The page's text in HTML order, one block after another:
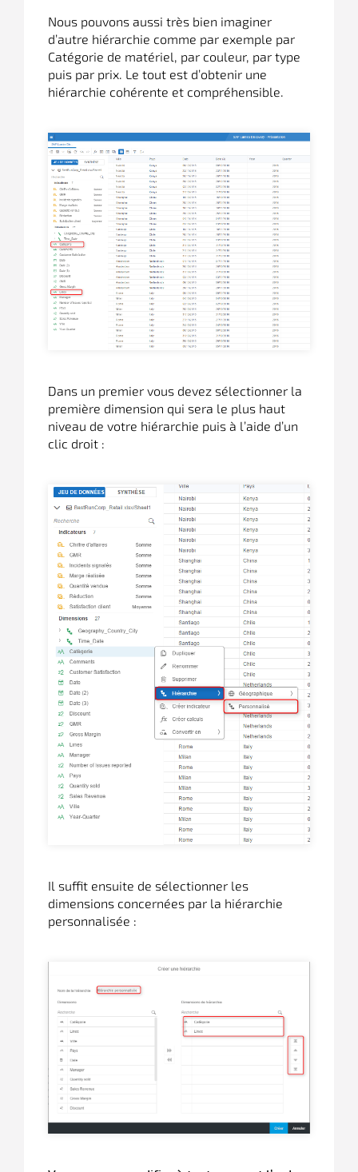
Nous pouvons aussi très bien imaginer
d’autre hiérarchie comme par exemple par
Catégorie de matériel, par couleur, par type
puis par prix. Le tout est d’obtenir une
hiérarchie cohérente et compréhensible.
Dans un premier vous devez sélectionner la
première dimension qui sera le plus haut
niveau de votre hiérarchie puis à l’aide d’un
clic droit :
Il suffit ensuite de sélectionner les
dimensions concernées par la hiérarchie
personnalisée :